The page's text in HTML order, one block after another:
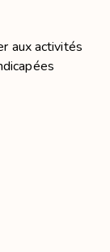
aux activités